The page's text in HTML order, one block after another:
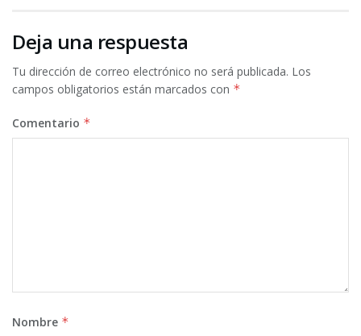
Deja una respuesta
Tu dirección de correo electrónico no será publicada. Los
campos obligatorios están marcados con *
Comentario *
Nombre *